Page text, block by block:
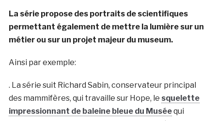
La série propose des portraits de scientifiques
permettant également de mettre la lumière sur un
métier ou sur un projet majeur du museum.
Ainsi par exemple:
. La série suit Richard Sabin, conservateur principal
des mammifères, qui travaille sur Hope, le squelette
impressionnant de baleine bleue du Muséequi